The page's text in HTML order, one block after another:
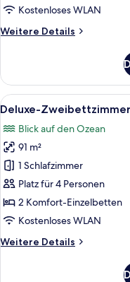
Kostenloses WLAN
Weitere Details
Weitere
Zweibettzimmer,
Nichtraucher
Alle
Fotos
für
Deluxe-
Zweibettzimmer,
Nichtraucher,
Küche
anzeigen
2
Deluxe-
Blick auf den Ozean
91 m²
1 Schlafzimmer
Platz für 4 Personen
2 Komfort-Einzelbetten
Kostenloses WLAN
Weitere Details
Weitere